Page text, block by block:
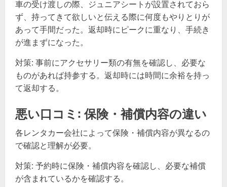
車の受け渡しの際、ジュニアシートが設置されておら
ず、持ってきて欲しいと伝える際に何度もやりとりが
あって手間だった。返却時にピークに重なり、手続き
が進まずになった。
対策: 事前にアクセサリー類の有無を確認し、必要な
ものがあれば持参する。返却時には時間に余裕を持っ
て返却する。
悪い口コミ: 保険・補償内容の違い
各レンタカー会社によって保険・補償内容が異なるの
で確認と理解が必要。
対策: 予約時に保険・補償内容を確認し、必要な補償
が含まれているかを確認する。